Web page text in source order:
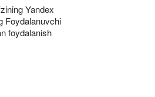
Yandex
Foydalanuvchi
foydalanish